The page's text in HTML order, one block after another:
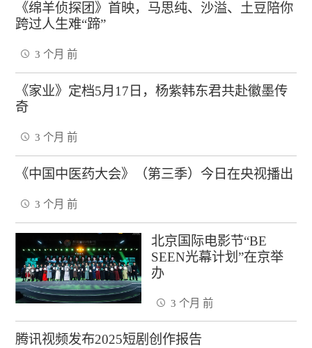
《绵羊侦探团》首映，马思纯、沙溢、土豆陪你
跨过人生难“蹄”
3 个月 前
《家业》定档5月17日，杨紫韩东君共赴徽墨传
奇
3 个月 前
《中国中医药大会》（第三季）今日在央视播出
3 个月 前
北京国际电影节“BE
SEEN光幕计划”在京举
办
3 个月 前
腾讯视频发布2025短剧创作报告